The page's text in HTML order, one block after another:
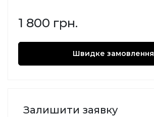
1 800 грн.
Швидке замовлення
Залишити заявку